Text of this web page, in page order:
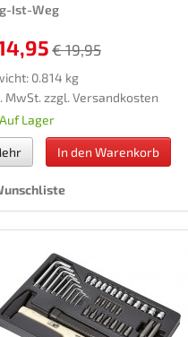
Ist-Weg
€ 19,95
0.814 kg
MwSt. zzgl. Versandkosten
Auf Lager
In den Warenkorb